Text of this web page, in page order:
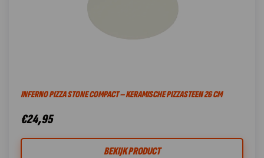
INFERNO PIZZA STONE COMPACT – KERAMISCHE PIZZASTEEN 26 CM
€24,95
BEKIJK PRODUCT